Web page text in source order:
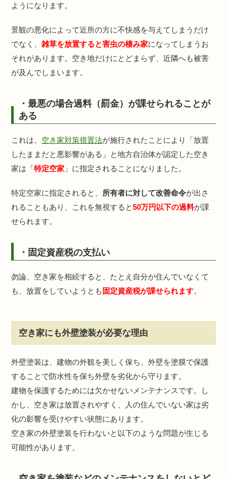
ようになります。
景観の悪化によって近所の方に不快感を与えてしまうだけ
でなく、雑草を放置すると害虫の棲み家になってしまうお
それがあります。空き地だけにとどまらず、近隣へも被害
が及んでしまいます。
・最悪の場合過料（罰金）が課せられることが
ある
これは、 空き家対策措置法が施行されたことにより「放置
したままだと悪影響がある」と地方自治体が認定した空き
家は「特定空家 」に指定されることになりました。
特定空家に指定されると、 所有者に対して改善命令が出さ
れることもあり、これを無視すると50万円以下の過料が課
せられます。
・固定資産税の支払い
勿論、空き家を相続すると、たとえ自分が住んでいなくて
も、放置をしていようとも 固定資産税が課せられます。
空き家にも外壁塗装が必要な理由
外壁塗装は、建物の外観を美しく保ち、外壁を塗膜で保護
することで防水性を保ち外壁を劣化から守ります。
建物を保護するためには欠かせないメンテナンスです。し
かし、空き家は放置されやすく、人の住んでいない家は劣
化の影響を受けやすい状態にあります。
空き家の外壁塗装を行わないと以下のような問題が生じる
可能性があります。